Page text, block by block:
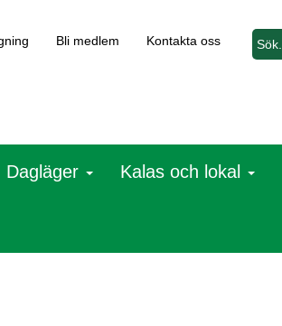
Bli medlem Kontakta oss
Dagläger Kalas och lokal